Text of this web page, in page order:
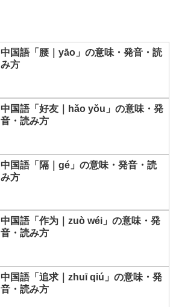
中国語「腰｜yāo」の意味・発音・読
み方
中国語「好友｜hǎo yǒu」の意味・発
音・読み方
中国語「隔｜gé」の意味・発音・読
み方
中国語「作为｜zuò wéi」の意味・発
音・読み方
中国語「追求｜zhuī qiú」の意味・発
音・読み方